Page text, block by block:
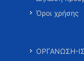
Όροι χρήσης
ΟΡΓΑΝΩΣΗ-